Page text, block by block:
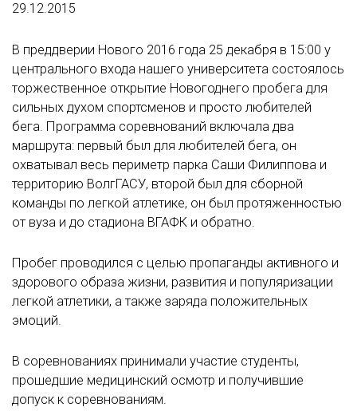
29.12.2015
В преддверии Нового 2016 года 25 декабря в 15:00 у
центрального входа нашего университета состоялось
торжественное открытие Новогоднего пробега для
сильных духом спортсменов и просто любителей
бега. Программа соревнований включала два
маршрута: первый был для любителей бега, он
охватывал весь периметр парка Саши Филиппова и
территорию ВолгГАСУ, второй был для сборной
команды по легкой атлетике, он был протяженностью
от вуза и до стадиона ВГАФК и обратно.
Пробег проводился с целью пропаганды активного и
здорового образа жизни, развития и популяризации
легкой атлетики, а также заряда положительных
эмоций.
В соревнованиях принимали участие студенты,
прошедшие медицинский осмотр и получившие
допуск к соревнованиям.